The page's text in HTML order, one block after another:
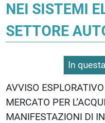
NEI SISTEMI
SETTORE
In
AVVISO
MERCATO PER
MANIFESTAZIONI DI